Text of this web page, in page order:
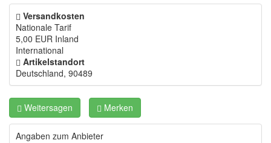
Versandkosten
Nationale Tarif
5,00 EUR Inland
International
Artikelstandort
Deutschland, 90489
Weitersagen Merken
Angaben zum Anbieter